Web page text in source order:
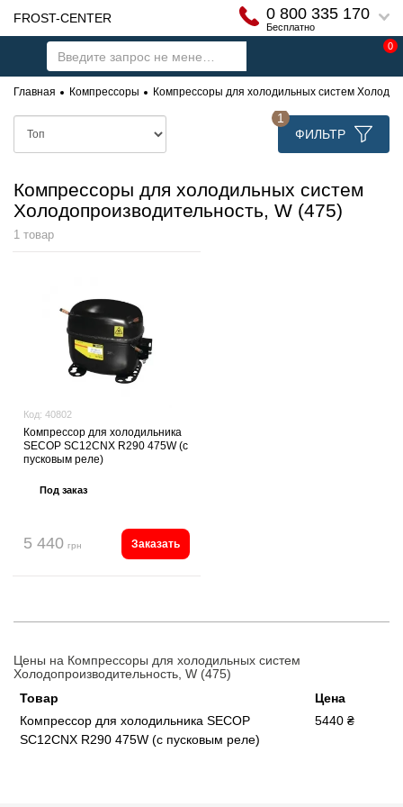
FROST-CENTER 0 800 335 170
Бесплатно
0
Главная Компрессоры Компрессоры для холодильных систем
ФИЛЬТР
1
Компрессоры для холодильных систем
Холодопроизводительность, W (475)
1 товар
Код: 40802
Компрессор для холодильника
SECOP SC12CNX R290 475W (с
пусковым реле)
Под заказ
5 440 грн Заказать
Цены на Компрессоры для холодильных систем
Холодопроизводительность, W (475)
Товар
Цена
Компрессор для холодильника SECOP
SC12CNX R290 475W (с пусковым реле)
5440 ₴